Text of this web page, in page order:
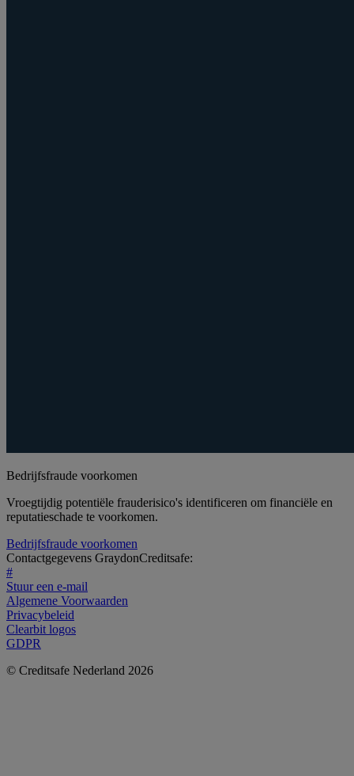
Bedrijfsfraude voorkomen
Vroegtijdig potentiële frauderisico's identificeren om financiële en
reputatieschade te voorkomen.
Bedrijfsfraude voorkomen
Contactgegevens GraydonCreditsafe:
#
Stuur een e-mail
Algemene Voorwaarden
Privacybeleid
Clearbit logos
GDPR
© Creditsafe Nederland 2026